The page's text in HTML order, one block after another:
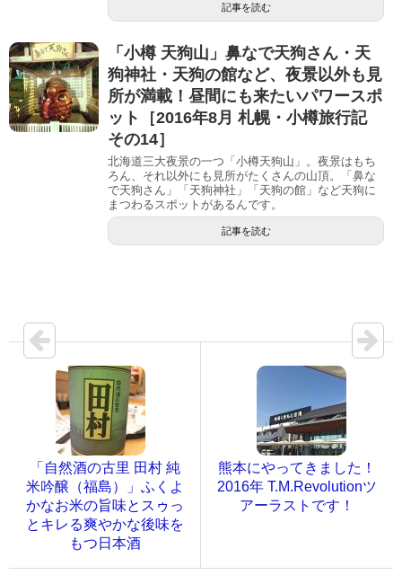
記事を読む
「小樽 天狗山」鼻なで天狗さん・天
狗神社・天狗の館など、夜景以外も見
所が満載！昼間にも来たいパワースポ
ット［2016年8月 札幌・小樽旅行記
その14］
北海道三大夜景の一つ「小樽天狗山」。夜景はもち
ろん、それ以外にも見所がたくさんの山頂。「鼻な
で天狗さん」「天狗神社」「天狗の館」など天狗に
まつわるスポットがあるんです。
記事を読む
「自然酒の古里 田村 純
米吟醸（福島）」ふくよ
かなお米の旨味とスゥっ
とキレる爽やかな後味を
もつ日本酒
熊本にやってきました！
2016年 T.M.Revolutionツ
アーラストです！